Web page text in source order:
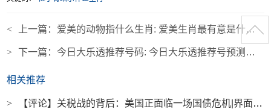
< 上一篇： 爱美的动物指什么生肖: 爱美生肖最有意是什么生肖
> 下一篇：今日大乐透推荐号码: 今日大乐透推荐号预测分析
相关推荐
>
【评论】关税战的背后：美国正面临一场国债危机|界面新闻